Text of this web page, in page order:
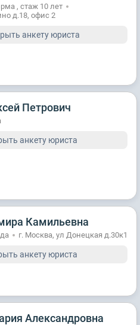
, стаж 10 лет
д.18, офис 2
анкету юриста
Петрович
анкету юриста
Камильевна
г. Москва, ул Донецкая д.30к1
анкету юриста
Александровна